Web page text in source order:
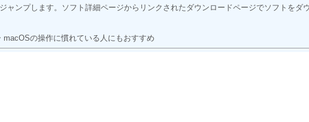
ンプします。ソフト詳細ページからリンクされたダウンロードページでソフトをダ
の操作に慣れている人にもおすすめ